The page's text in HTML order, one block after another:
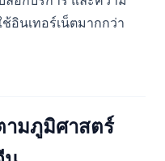
อินเทอร์เน็ตมากกว่า
ามภูมิศาสตร์